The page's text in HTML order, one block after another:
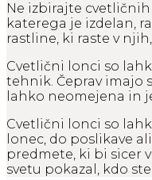
Ne izbirajte
katerega je izdelan,
rastline, ki raste v
Cvetlični lonci so
tehnik. Čeprav imajo
lahko neomejena in
Cvetlični lonci so
lonec, do poslikave
predmete, ki bi sicer
svetu pokazal, kdo